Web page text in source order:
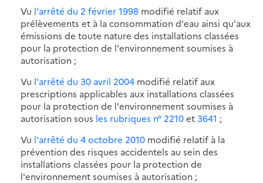
Vu l'arrêté du 2 février 1998 modifié relatif aux
prélèvements et à la consommation d'eau ainsi qu'aux
émissions de toute nature des installations classées
pour la protection de l'environnement soumises à
autorisation ;
Vu l'arrêté du 30 avril 2004 modifié relatif aux
prescriptions applicables aux installations classées
pour la protection de l'environnement soumises à
autorisation sous les rubriques n° 2210et 3641 ;
Vu l'arrêté du 4 octobre 2010 modifié relatif à la
prévention des risques accidentels au sein des
installations classées pour la protection de
l'environnement soumises à autorisation ;